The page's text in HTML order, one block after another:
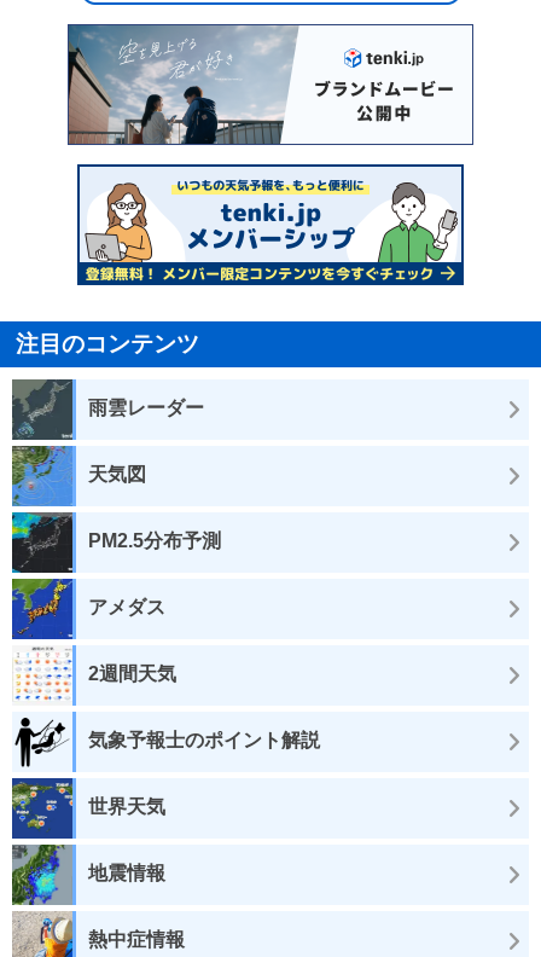
注目のコンテンツ
雨雲レーダー
天気図
PM2.5分布予測
アメダス
2週間天気
気象予報士のポイント解説
世界天気
地震情報
熱中症情報